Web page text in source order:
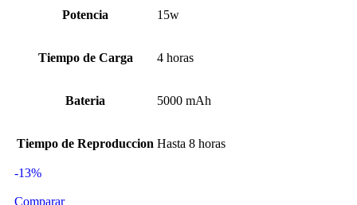
Potencia 15w
Tiempo de Carga 4 horas
Bateria 5000 mAh
Tiempo de Reproduccion Hasta 8 horas
-13%
Comparar